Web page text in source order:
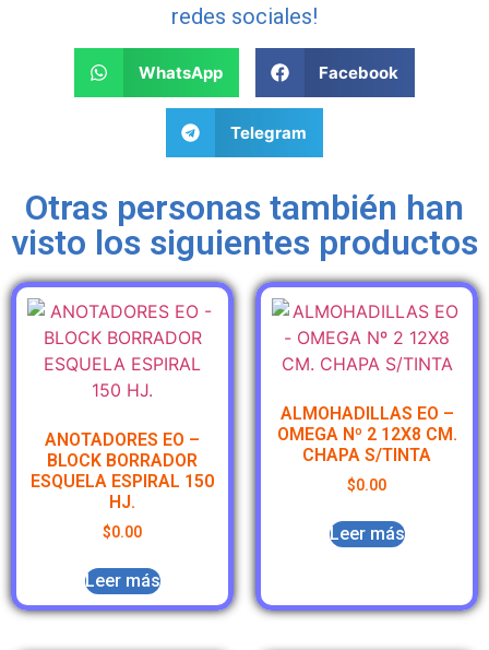
redes sociales!
WhatsApp Facebook
Telegram
Otras personas también han
visto los siguientes productos
ANOTADORES EO –
BLOCK BORRADOR
ESQUELA ESPIRAL 150
HJ.
$0.00
Leer más
ALMOHADILLAS EO –
OMEGA Nº 2 12X8 CM.
CHAPA S/TINTA
$0.00
Leer más